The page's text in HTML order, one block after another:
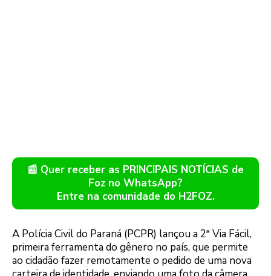
📰 Quer receber as PRINCIPAIS NOTÍCIAS de
Foz no WhatsApp?
Entre na comunidade do H2FOZ.
A Polícia Civil do Paraná (PCPR) lançou a 2ª Via Fácil,
primeira ferramenta do gênero no país, que permite
ao cidadão fazer remotamente o pedido de uma nova